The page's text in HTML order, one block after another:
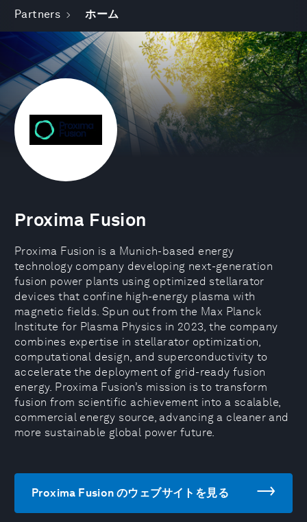
Partners ホーム
Proxima Fusion
Proxima Fusion is a Munich-based energy
technology company developing next-generation
fusion power plants using optimized stellarator
devices that confine high-energy plasma with
magnetic fields. Spun out from the Max Planck
Institute for Plasma Physics in 2023, the company
combines expertise in stellarator optimization,
computational design, and superconductivity to
accelerate the deployment of grid-ready fusion
energy. Proxima Fusion’s mission is to transform
fusion from scientific achievement into a scalable,
commercial energy source, advancing a cleaner and
more sustainable global power future.
Proxima Fusion のウェブサイトを見る